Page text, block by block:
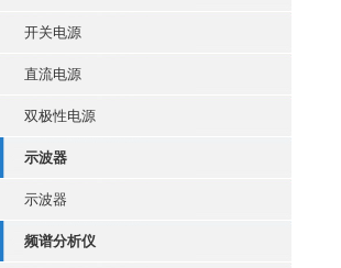
开关电源
直流电源
双极性电源
示波器
示波器
频谱分析仪